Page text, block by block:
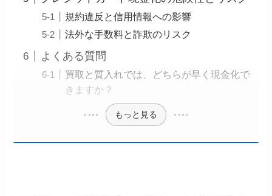
規約違反と信用情報への影響
法外な手数料と詐欺のリスク
よくある質問
買取と質入れでは、どちらが早く現金化で
きますか？
もっと見る